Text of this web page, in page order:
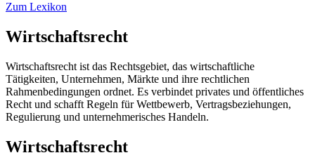
Zum Lexikon
Wirtschaftsrecht
Wirtschaftsrecht ist das Rechtsgebiet, das wirtschaftliche
Tätigkeiten, Unternehmen, Märkte und ihre rechtlichen
Rahmenbedingungen ordnet. Es verbindet privates und öffentliches
Recht und schafft Regeln für Wettbewerb, Vertragsbeziehungen,
Regulierung und unternehmerisches Handeln.
Wirtschaftsrecht